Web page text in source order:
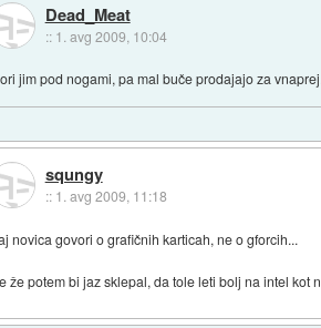
Dead_Meat
:: 1. avg 2009, 10:04
jim pod nogami, pa mal buče prodajajo za
squngy
:: 1. avg 2009, 11:18
novica govori o grafičnih karticah, ne o gforcih...
že potem bi jaz sklepal, da tole leti bolj na intel kot